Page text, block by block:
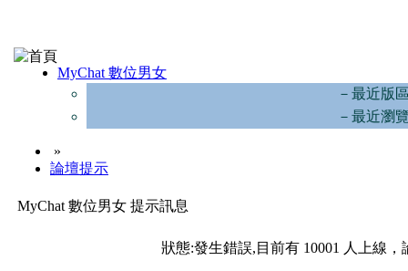
MyChat 數位男女
－最近版
－最近瀏
»
論壇提示
MyChat 數位男女 提示訊息
狀態:發生錯誤,目前有 10001 人上線